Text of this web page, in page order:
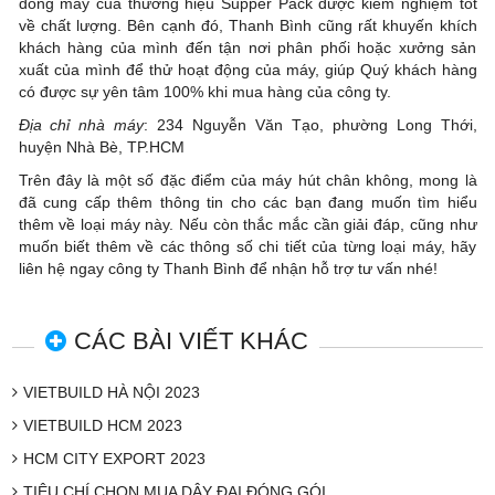
dòng máy của thương hiệu Supper Pack được kiểm nghiệm tốt
về chất lượng. Bên cạnh đó, Thanh Bình cũng rất khuyến khích
khách hàng của mình đến tận nơi phân phối hoặc xưởng sản
xuất của mình để thử hoạt động của máy, giúp Quý khách hàng
có được sự yên tâm 100% khi mua hàng của công ty.
Địa chỉ nhà máy: 234 Nguyễn Văn Tạo, phường Long Thới,
huyện Nhà Bè, TP.HCM
Trên đây là một số đặc điểm của máy hút chân không, mong là
đã cung cấp thêm thông tin cho các bạn đang muốn tìm hiểu
thêm về loại máy này. Nếu còn thắc mắc cần giải đáp, cũng như
muốn biết thêm về các thông số chi tiết của từng loại máy, hãy
liên hệ ngay công ty Thanh Bình để nhận hỗ trợ tư vấn nhé!
CÁC BÀI VIẾT KHÁC
VIETBUILD HÀ NỘI 2023
VIETBUILD HCM 2023
HCM CITY EXPORT 2023